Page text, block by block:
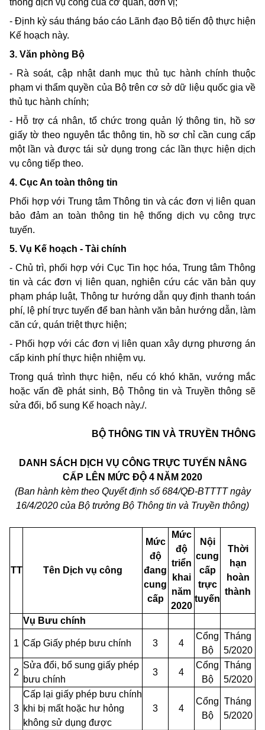
thống dịch vụ công của cơ quan, đơn vị;
- Định kỳ sáu tháng báo cáo Lãnh đạo Bộ tiến độ thực hiện
Kế hoạch này.
3. Văn phòng Bộ
- Rà soát, cập nhật danh mục thủ tục hành chính thuộc
phạm vi thẩm quyền của Bộ trên cơ sở dữ liệu quốc gia về
thủ tục hành chính;
- Hỗ trợ cá nhân, tổ chức trong quản lý thông tin, hồ sơ
giấy tờ theo nguyên tắc thông tin, hồ sơ chỉ cần cung cấp
một lần và được tái sử dụng trong các lần thực hiện dịch
vụ công tiếp theo.
4. Cục An toàn thông tin
Phối hợp với Trung tâm Thông tin và các đơn vị liên quan
bảo đảm an toàn thông tin hệ thống dịch vụ công trực
tuyến.
5. Vụ Kế hoạch - Tài chính
- Chủ trì, phối hợp với Cục Tin học hóa, Trung tâm Thông
tin và các đơn vị liên quan, nghiên cứu các văn bản quy
phạm pháp luật, Thông tư hướng dẫn quy định thanh toán
phí, lệ phí trực tuyến để ban hành văn bản hướng dẫn, làm
căn cứ, quán triệt thực hiện;
- Phối hợp với các đơn vị liên quan xây dựng phương án
cấp kinh phí thực hiện nhiệm vụ.
Trong quá trình thực hiện, nếu có khó khăn, vướng mắc
hoặc vấn đề phát sinh, Bộ Thông tin và Truyền thông sẽ
sửa đổi, bổ sung Kế hoạch này./.
BỘ THÔNG TIN VÀ TRUYỀN THÔNG
DANH SÁCH DỊCH VỤ CÔNG TRỰC TUYẾN NÂNG
CẤP LÊN MỨC ĐỘ 4 NĂM 2020
(Ban hành kèm theo Quyết định số 684/QĐ-BTTTT ngày
16/4/2020 của Bộ trưởng Bộ Thông tin và Truyền thông)
TT Tên Dịch vụ công
Mức
độ
đang
cung
cấp
Mức
độ
triển
khai
năm
2020
Nội
cung
cấp
trực
tuyến
Thời
hạn
hoàn
thành
Vụ Bưu chính
1 Cấp Giấy phép bưu chính 3 4
Cổng
Bộ
Tháng
5/2020
2
Sửa đổi, bổ sung giấy phép
bưu chính
3 4
Cổng
Bộ
Tháng
5/2020
3
Cấp lại giấy phép bưu chính
khi bị mất hoặc hư hỏng
không sử dụng được
3 4
Cổng
Bộ
Tháng
5/2020